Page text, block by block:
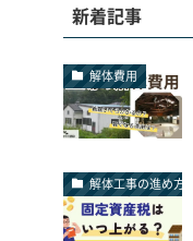
新着記事
解体費用
解体工事の進め方